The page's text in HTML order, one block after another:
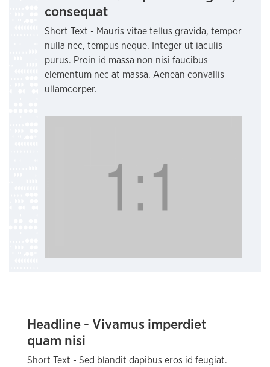
consequat
Short Text - Mauris vitae tellus gravida, tempor
nulla nec, tempus neque. Integer ut iaculis
purus. Proin id massa non nisi faucibus
elementum nec at massa. Aenean convallis
ullamcorper.
Headline - Vivamus imperdiet
quam nisi
Short Text - Sed blandit dapibus eros id feugiat.